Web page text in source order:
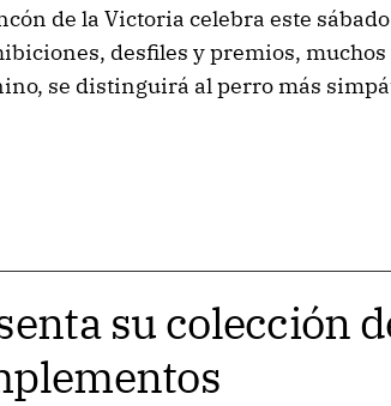
de la Victoria celebra este
desfiles y premios, muchos
se distinguirá al perro más
su colección